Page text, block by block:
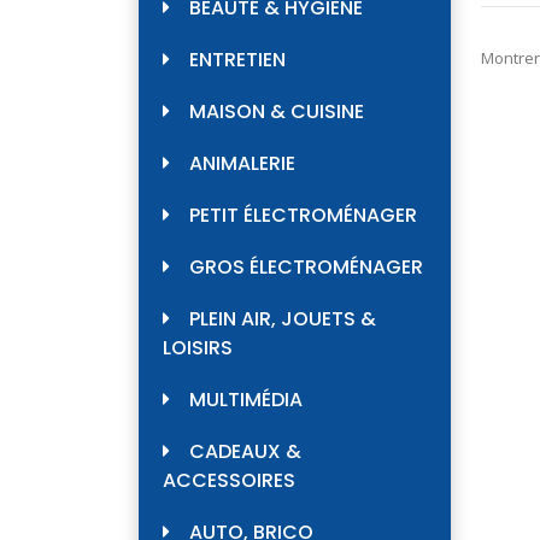
BEAUTÉ & HYGIÈNE
ENTRETIEN
MAISON & CUISINE
ANIMALERIE
PETIT ÉLECTROMÉNAGER
GROS ÉLECTROMÉNAGER
PLEIN AIR, JOUETS &
LOISIRS
MULTIMÉDIA
CADEAUX &
ACCESSOIRES
AUTO, BRICO